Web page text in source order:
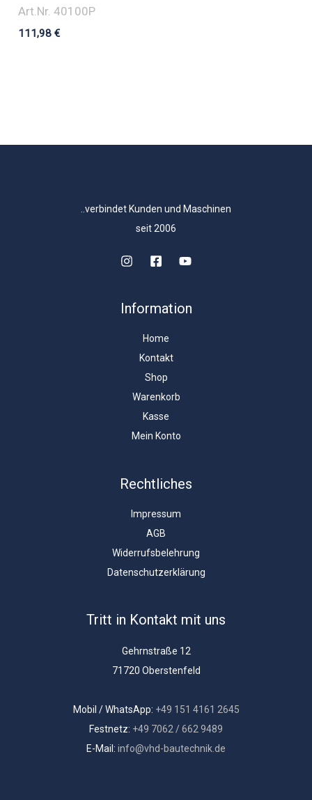
Art.Nr. 40100P
111,98€
..verbindet Kunden und Maschinen
seit 2006
Information
Home
Kontakt
Shop
Warenkorb
Kasse
Mein Konto
Rechtliches
Impressum
AGB
Widerrufsbelehrung
Datenschutzerklärung
Tritt in Kontakt mit uns
Gehrnstraße 12
71720 Oberstenfeld
Mobil / WhatsApp: +49 151 4161 2645
Festnetz: +49 7062 / 662 9489
E-Mail: info@vhd-bautechnik.de